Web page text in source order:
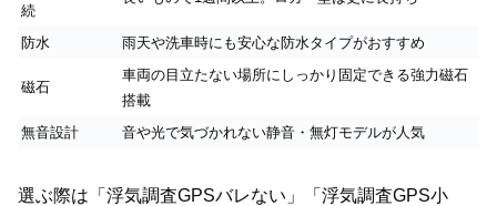
続
防水 雨天や洗車時にも安心な防水タイプがおすすめ
磁石
車両の目立たない場所にしっかり固定できる強力磁石
搭載
無音設計
音や光で気づかれない静音・無灯モデルが人気
選ぶ際は「浮気調査GPSバレない」「浮気調査GPS小